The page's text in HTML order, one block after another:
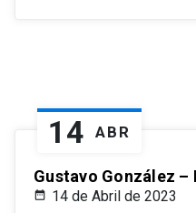
14 ABR
Gustavo González –
14 de Abril de 2023